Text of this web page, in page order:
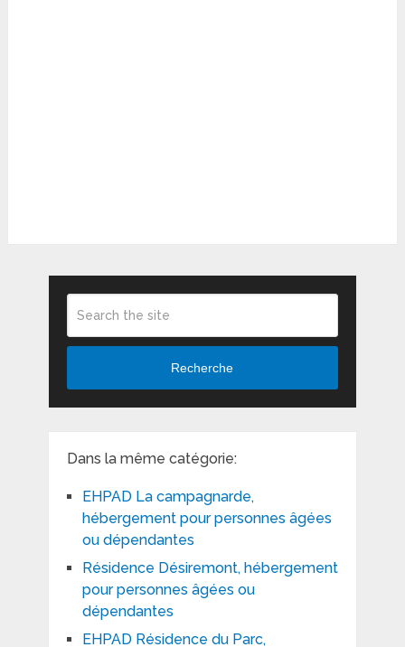
Recherche
Dans la même catégorie:
EHPAD La campagnarde,
hébergement pour personnes âgées
ou dépendantes
Résidence Désiremont, hébergement
pour personnes âgées ou
dépendantes
EHPAD Résidence du Parc,